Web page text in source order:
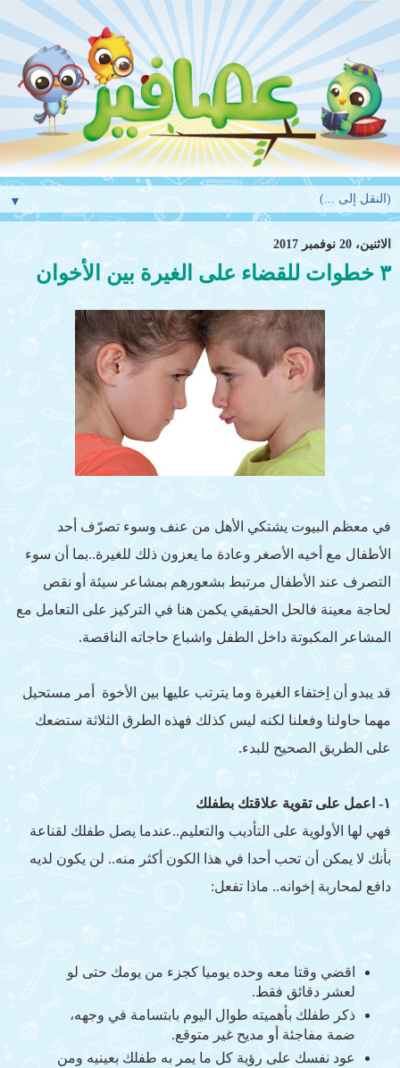
▼
الاثنين، 20 نوفمبر 2017
٣ خطوات للقضاء على الغيرة بين الأخوان
في معظم البيوت يشتكي الأهل من عنف وسوء تصرّف أحد
الأطفال مع أخيه الأصغر وعادة ما يعزون ذلك للغيرة..بما أن سوء
التصرف عند الأطفال مرتبط بشعورهم بمشاعر سيئة أو نقص
لحاجة معينة فالحل الحقيقي يكمن هنا في التركيز على التعامل مع
المشاعر المكبوتة داخل الطفل واشباع حاجاته الناقصة.
قد يبدو أن اِختفاء الغيرة وما يترتب عليها بين الأخوة أمر مستحيل
مهما حاولنا وفعلنا لكنه ليس كذلك فهذه الطرق الثلاثة ستضعك
على الطريق الصحيح للبدء.
١- اعمل على تقوية علاقتك بطفلك
فهي لها الأولوية على التأديب والتعليم..عندما يصل طفلك لقناعة
بأنك لا يمكن أن تحب أحدا في هذا الكون أكثر منه.. لن يكون لديه
دافع لمحاربة إخوانه.. ماذا تفعل:
اقضي وقتا معه وحده يوميا كجزء من يومك حتى لو
لعشر دقائق فقط.
ذكر طفلك بأهميته طوال اليوم بابتسامة في وجهه،
ضمة مفاجئة أو مديح غير متوقع.
عود نفسك على رؤية كل ما يمر به طفلك بعينيه ومن